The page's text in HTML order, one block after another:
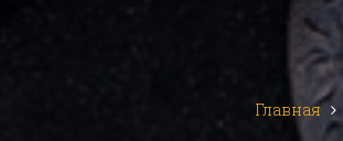
Главная